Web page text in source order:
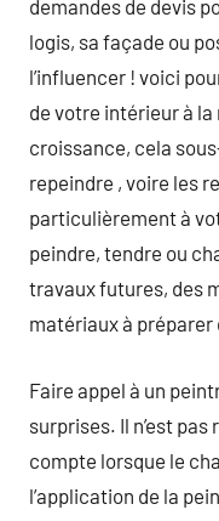
demandes de devis
logis, sa façade ou
l’influencer ! voici
de votre intérieur à
croissance, cela
repeindre , voire les
particulièrement à
peindre, tendre ou
travaux futures, des
matériaux à
Faire appel à un
surprises. Il n’est
compte lorsque le
l’application de la